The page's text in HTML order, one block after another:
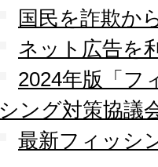
国民を詐欺か
ネット広告を
2024年版「フ
シング対策協議
最新フィッシ